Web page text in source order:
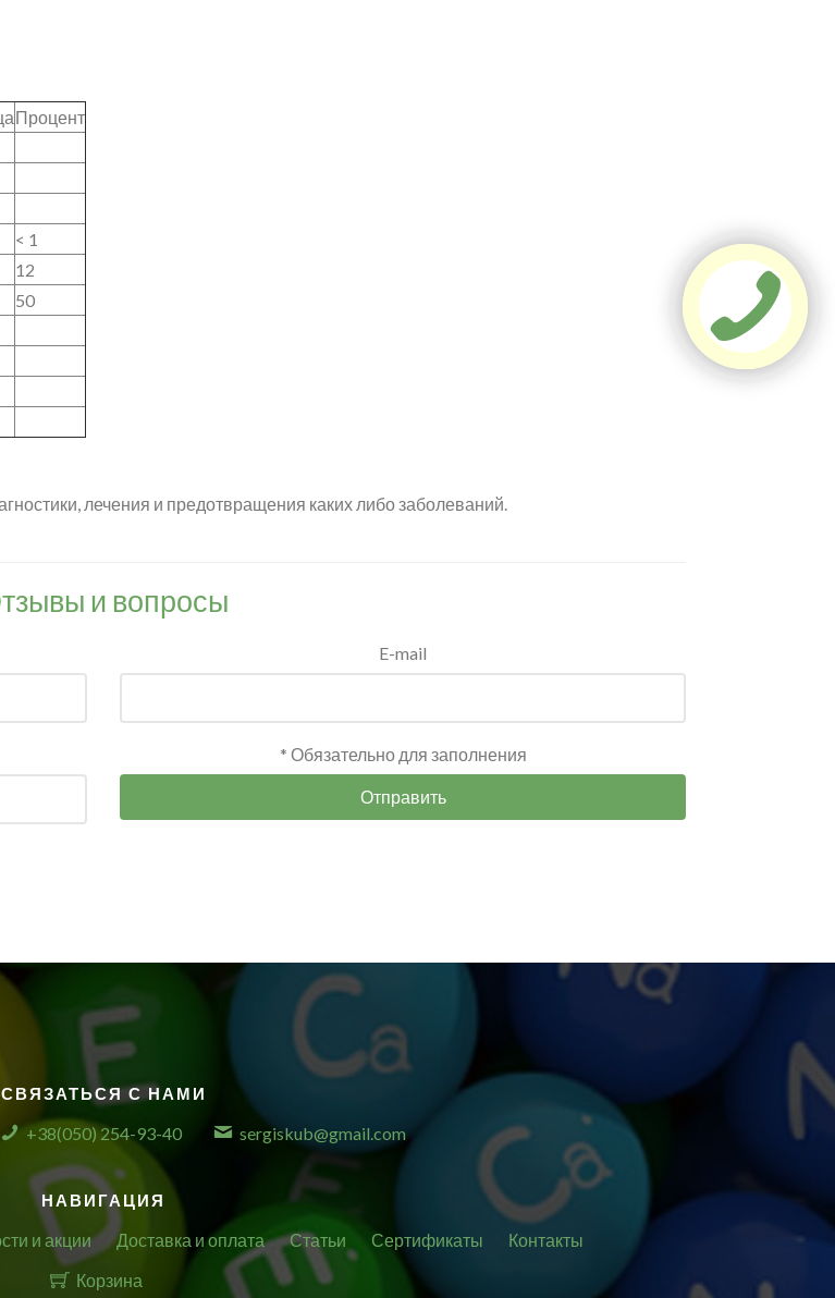
Процент
< 1
12
50
лечения и предотвращения каких либо заболеваний.
и вопросы
E-mail
* Обязательно для заполнения
Отправить
СВЯЗАТЬСЯ С НАМИ
+38(050) 254-93-40 sergiskub@gmail.com
НАВИГАЦИЯ
и акции Доставка и оплата Статьи Сертификаты
Контакты
Корзина